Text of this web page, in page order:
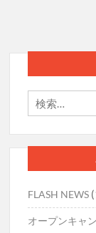
ビ
ゲ
シ
ョ
ン
FLASH NEWS
オープンキャ